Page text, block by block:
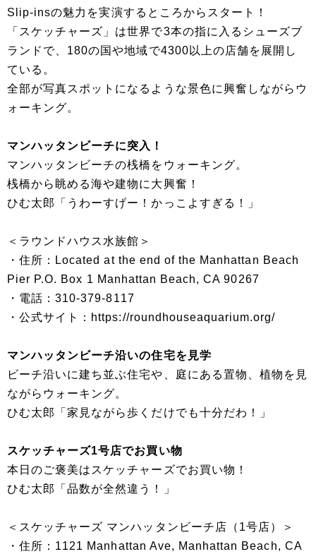
Slip-insの魅力を実演するところからスタート！
「スケッチャーズ」は世界で3本の指に入るシューズブ
ランドで、180の国や地域で4300以上の店舗を展開し
ている。
全部が写真スポットになるような景色に興奮しながらウ
ォーキング。
マンハッタンビーチに突入！
マンハッタンビーチの桟橋をウォーキング。
桟橋から眺める海や建物に大興奮！
ひむ太郎「うわーすげー！かっこよすぎる！」
＜ラウンドハウス水族館＞
・住所：Located at the end of the Manhattan Beach
Pier P.O. Box 1 Manhattan Beach, CA 90267
・電話：310-379-8117
・公式サイト：https://roundhouseaquarium.org/
マンハッタンビーチ沿いの住宅を見学
ビーチ沿いに建ち並ぶ住宅や、庭にある置物、植物を見
ながらウォーキング。
ひむ太郎「家見ながら歩くだけでも十分だわ！」
スケッチャーズ1号店でお買い物
本日のご褒美はスケッチャーズでお買い物！
ひむ太郎「品数が全然違う！」
＜スケッチャーズ マンハッタンビーチ店（1号店）＞
・住所：1121 Manhattan Ave, Manhattan Beach, CA